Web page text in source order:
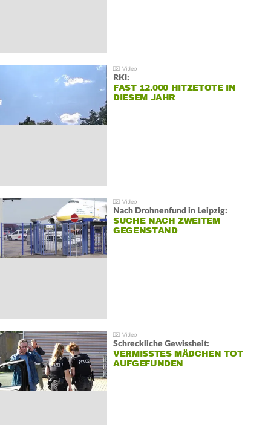
RKI:
FAST 12.000 HITZETOTE IN
DIESEM JAHR
Nach Drohnenfund in Leipzig:
SUCHE NACH ZWEITEM
GEGENSTAND
Schreckliche Gewissheit:
VERMISSTES MÄDCHEN TOT
AUFGEFUNDEN